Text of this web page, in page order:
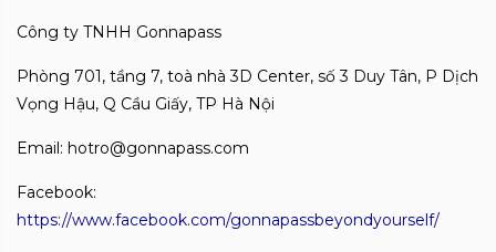
Công ty TNHH Gonnapass
Phòng 701, tầng 7, toà nhà 3D Center, số 3 Duy Tân, P Dịch
Vọng Hậu, Q Cầu Giấy, TP Hà Nội
Email: hotro@gonnapass.com
Facebook:
https://www.facebook.com/gonnapassbeyondyourself/